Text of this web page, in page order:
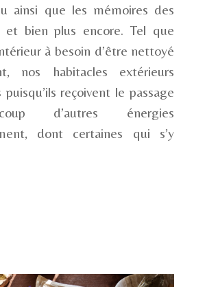
ainsi que les mémoires des
et bien plus encore. Tel que
à besoin d’être nettoyé
nos habitacles extérieurs
puisqu’ils reçoivent le passage
d’autres énergies
dont certaines qui s’y